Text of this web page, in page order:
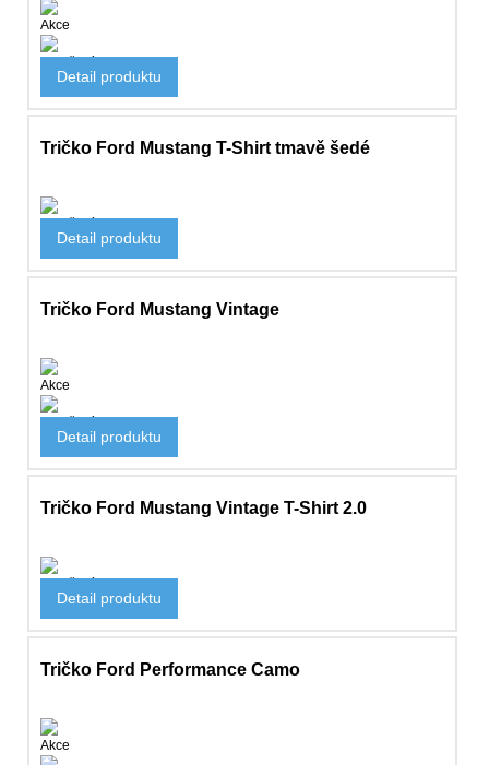
Akce
1 135 Kč
Detail produktu
Tričko Ford Mustang T-Shirt tmavě šedé
789 Kč
Detail produktu
Tričko Ford Mustang Vintage
Akce
850 Kč
Detail produktu
Tričko Ford Mustang Vintage T-Shirt 2.0
923 Kč
Detail produktu
Tričko Ford Performance Camo
Akce